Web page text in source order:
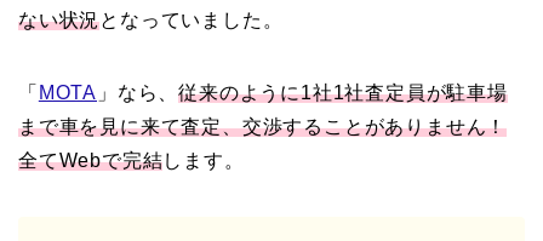
ない状況となっていました。
「 MOTA 」なら、従来のように1社1社査定員が駐車場
まで車を見に来て査定、交渉することがありません！
全てWebで完結します。